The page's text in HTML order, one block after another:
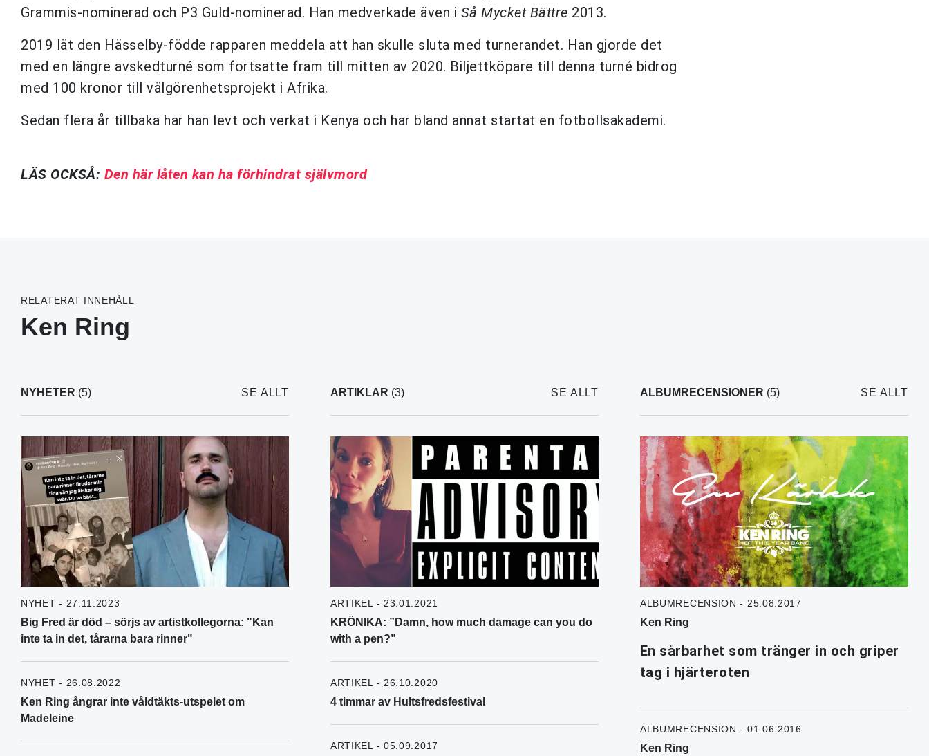
Grammis-nominerad och P3 Guld-nominerad. Han medverkade även i Så Mycket Bättre 2013.
2019 lät den Hässelby-födde rapparen meddela att han skulle sluta med turnerandet. Han gjorde det
med en längre avskedturné som fortsatte fram till mitten av 2020. Biljettköpare till denna turné bidrog
med 100 kronor till välgörenhetsprojekt i Afrika.
Sedan flera år tillbaka har han levt och verkat i Kenya och har bland annat startat en fotbollsakademi.
LÄS OCKSÅ: Den här låten kan ha förhindrat självmord
RELATERAT INNEHÅLL
Ken Ring
NYHETER (5) SE ALLT
NYHET - 27.11.2023
Big Fred är död – sörjs av artistkollegorna: "Kan
inte ta in det, tårarna bara rinner"
NYHET - 26.08.2022
Ken Ring ångrar inte våldtäkts-utspelet om
Madeleine
ARTIKLAR (3) SE ALLT
ARTIKEL - 23.01.2021
KRÖNIKA: ”Damn, how much damage can you do
with a pen?”
ARTIKEL - 26.10.2020
4 timmar av Hultsfredsfestival
ARTIKEL - 05.09.2017
ALBUMRECENSIONER (5) SE ALLT
ALBUMRECENSION - 25.08.2017
Ken Ring
En sårbarhet som tränger in och griper
tag i hjärteroten
ALBUMRECENSION - 01.06.2016
Ken Ring